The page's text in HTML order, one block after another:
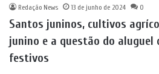
Redação News 13 de junho de 2024 0
Santos juninos, cultivos
junino e a questão do aluguel
festivos